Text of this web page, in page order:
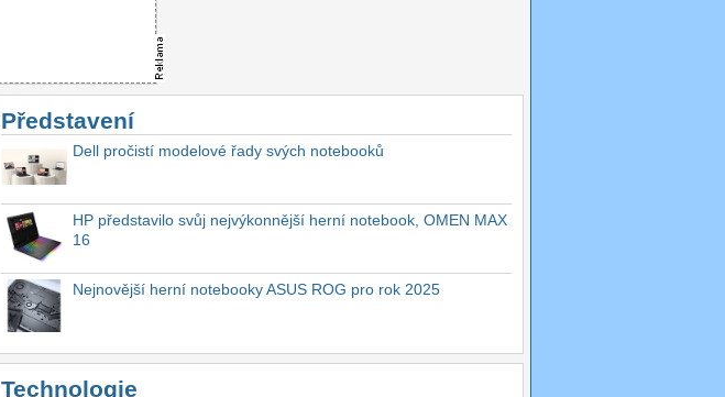
Představení
Dell pročistí modelové řady svých notebooků
HP představilo svůj nejvýkonnější herní notebook, OMEN MAX
16
Nejnovější herní notebooky ASUS ROG pro rok 2025
Technologie